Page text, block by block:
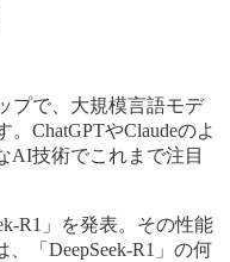
プで、大規模言語モデ
ChatGPTやClaudeのよ
AI技術でこれまで注目
R1」を発表。その性能
「DeepSeek-R1」の何